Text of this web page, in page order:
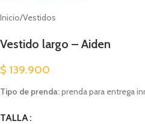
Inicio/Vestidos
Vestido largo – Aiden
$ 139.900
Tipo de prenda:prenda para entrega
TALLA